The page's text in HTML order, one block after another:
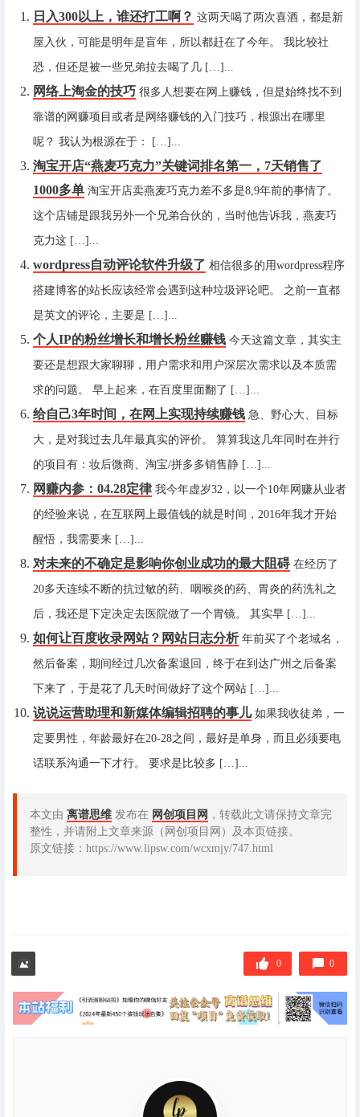
日入300以上，谁还打工啊？ 这两天喝了两次喜酒，都是新
屋入伙，可能是明年是盲年，所以都赶在了今年。 我比较社
恐，但还是被一些兄弟拉去喝了几 […]...
网络上淘金的技巧 很多人想要在网上赚钱，但是始终找不到
靠谱的网赚项目或者是网络赚钱的入门技巧，根源出在哪里
呢？ 我认为根源在于： […]...
淘宝开店“燕麦巧克力”关键词排名第一，7天销售了
1000多单 淘宝开店卖燕麦巧克力差不多是8,9年前的事情了。
这个店铺是跟我另外一个兄弟合伙的，当时他告诉我，燕麦巧
克力这 […]...
wordpress自动评论软件升级了 相信很多的用wordpress程序
搭建博客的站长应该经常会遇到这种垃圾评论吧。 之前一直都
是英文的评论，主要是 […]...
个人IP的粉丝增长和增长粉丝赚钱 今天这篇文章，其实主
要还是想跟大家聊聊，用户需求和用户深层次需求以及本质需
求的问题。 早上起来，在百度里面翻了 […]...
给自己3年时间，在网上实现持续赚钱 急、野心大、目标
大，是对我过去几年最真实的评价。 算算我这几年同时在并行
的项目有：妆后微商、淘宝/拼多多销售静 […]...
网赚内参：04.28定律 我今年虚岁32，以一个10年网赚从业者
的经验来说，在互联网上最值钱的就是时间，2016年我才开始
醒悟，我需要来 […]...
对未来的不确定是影响你创业成功的最大阻碍 在经历了
20多天连续不断的抗过敏的药、咽喉炎的药、胃炎的药洗礼之
后，我还是下定决定去医院做了一个胃镜。 其实早 […]...
如何让百度收录网站？网站日志分析 年前买了个老域名，
然后备案，期间经过几次备案退回，终于在到达广州之后备案
下来了，于是花了几天时间做好了这个网站 […]...
说说运营助理和新媒体编辑招聘的事儿 如果我收徒弟，一
定要男性，年龄最好在20-28之间，最好是单身，而且必须要电
话联系沟通一下才行。 要求是比较多 […]...
本文由 离谱思维 发布在 网创项目网 ，转载此文请保持文章完
整性，并请附上文章来源（网创项目网）及本页链接。
原文链接：https://www.lipsw.com/wcxmjy/747.html
0 0